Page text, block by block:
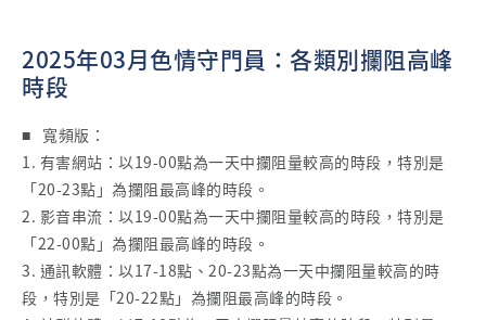
2025年03月色情守門員：各類別攔阻高峰
時段
■ 寬頻版：
1. 有害網站：以19-00點為一天中攔阻量較高的時段，特別是
「20-23點」為攔阻最高峰的時段。
2. 影音串流：以19-00點為一天中攔阻量較高的時段，特別是
「22-00點」為攔阻最高峰的時段。
3. 通訊軟體：以17-18點、20-23點為一天中攔阻量較高的時
段，特別是「20-22點」為攔阻最高峰的時段。